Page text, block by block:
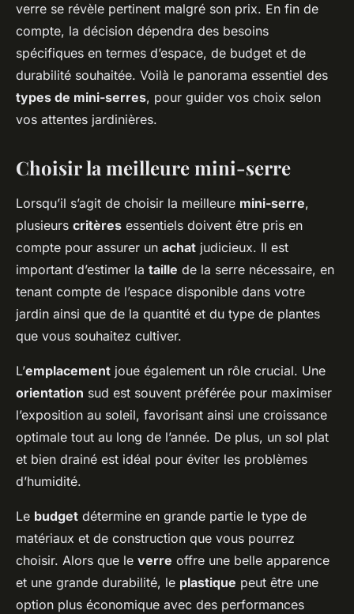
verre se révèle pertinent malgré son prix. En fin de
compte, la décision dépendra des besoins
spécifiques en termes d’espace, de budget et de
durabilité souhaitée. Voilà le panorama essentiel des
types de mini-serres, pour guider vos choix selon
vos attentes jardinières.
Choisir la meilleure mini-serre
Lorsqu’il s’agit de choisir la meilleure mini-serre,
plusieurs critères essentiels doivent être pris en
compte pour assurer un achat judicieux. Il est
important d’estimer la taille de la serre nécessaire, en
tenant compte de l’espace disponible dans votre
jardin ainsi que de la quantité et du type de plantes
que vous souhaitez cultiver.
L’emplacement joue également un rôle crucial. Une
orientation sud est souvent préférée pour maximiser
l’exposition au soleil, favorisant ainsi une croissance
optimale tout au long de l’année. De plus, un sol plat
et bien drainé est idéal pour éviter les problèmes
d’humidité.
Le budget détermine en grande partie le type de
matériaux et de construction que vous pourrez
choisir. Alors que le verre offre une belle apparence
et une grande durabilité, le plastique peut être une
option plus économique avec des performances